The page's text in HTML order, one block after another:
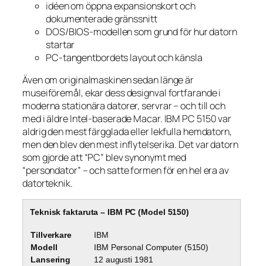
idéen om öppna expansionskort och
dokumenterade gränssnitt
DOS/BIOS-modellen som grund för hur datorn
startar
PC-tangentbordets layout och känsla
Även om originalmaskinen sedan länge är
museiföremål, ekar dess designval fortfarande i
moderna stationära datorer, servrar – och till och
med i äldre Intel-baserade Macar. IBM PC 5150 var
aldrig den mest färgglada eller lekfulla hemdatorn,
men den blev den mest inflytelserika. Det var datorn
som gjorde att “PC” blev synonymt med
“persondator” – och satte formen för en hel era av
datorteknik.
Teknisk faktaruta – IBM PC (Model 5150)
Tillverkare
IBM
Modell
IBM Personal Computer (5150)
Lansering
12 augusti 1981